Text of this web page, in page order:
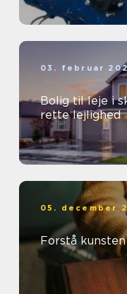
03. februar
Bolig til leje i
rette lejlighed
05. december
Forstå